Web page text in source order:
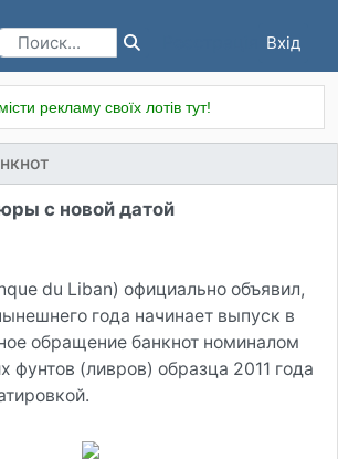
Вхід
рекламу своїх лотів тут!
с новой датой
du Liban) официально объявил,
года начинает выпуск в
обращение банкнот номиналом
фунтов (ливров) образца 2011 года